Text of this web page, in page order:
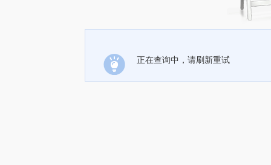
正在查询中，请刷新重试